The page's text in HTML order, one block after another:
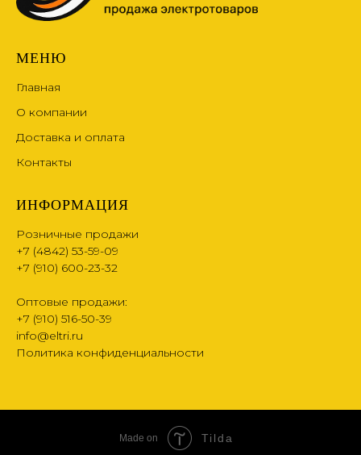
МЕНЮ
Главная
О компании
Доставка и оплата
Контакты
ИНФОРМАЦИЯ
Розничные продажи
+7 (4842) 53-59-09
+7 (910) 600-23-32
Оптовые продажи:
+7 (910) 516-50-39
info@eltri.ru
Политика конфиденциальности
Made on Tilda